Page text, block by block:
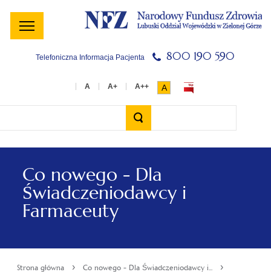
Menu
główne
Menu
lewe
Treść
główna
Szukaj
w
serwisie
Stopka
Telefoniczna Informacja Pacjenta 800 190 590
A
Co nowego - Dla
Świadczeniodawcy i
Farmaceuty
Strona główna › Co nowego - Dla Świadczeniodawcy i... ›